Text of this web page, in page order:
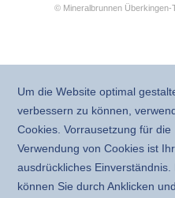
© Mineralbrunnen Überkingen-
Um die Website optimal
verbessern zu können,
Cookies. Vorrausetzung für die
Verwendung von Cookies ist Ihr
ausdrückliches Einverständnis.
können Sie durch Anklicken und